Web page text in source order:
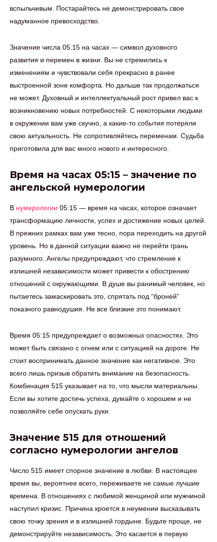
вспыльчивым. Постарайтесь не демонстрировать свое
надуманное превосходство.
Значение числа 05:15 на часах — символ духовного
развития и перемен в жизни. Вы не стремились к
изменениям и чувствовали себя прекрасно в ранее
выстроенной зоне комфорта. Но дальше так продолжаться
не может. Духовный и интеллектуальный рост привел вас к
возникновению новых потребностей. С некоторыми людьми
в окружении вам уже скучно, а какие-то события потеряли
свою актуальность. Не сопротивляйтесь переменам. Судьба
приготовила для вас много нового и интересного.
Время на часах 05:15 – значение по
ангельской нумерологии
В нумерологии 05:15 — время на часах, которое означает
трансформацию личности, успех и достижение новых целей.
В прежних рамках вам уже тесно, пора переходить на другой
уровень. Но в данной ситуации важно не перейти грань
разумного. Ангелы предупреждают, что стремление к
излишней независимости может привести к обострению
отношений с окружающими. В душе вы ранимый человек, но
пытаетесь замаскировать это, спрятать под “броней”
показного равнодушия. Не все близкие это понимают.
Время 05:15 предупреждает о возможных опасностях. Это
может быть связано с огнем или с ситуацией на дороге. Не
стоит воспринимать данное значение как негативное. Это
всего лишь призыв обратить внимание на безопасность.
Комбинация 515 указывает на то, что мысли материальны.
Если вы хотите достичь успеха, думайте о хорошем и не
позволяйте себе опускать руки.
Значение 515 для отношений
согласно нумерологии ангелов
Число 515 имеет спорное значение в любви. В настоящее
время вы, вероятнее всего, переживаете не самые лучшие
времена. В отношениях с любимой женщиной или мужчиной
наступил кризис. Причина кроется в неумении высказывать
свою точку зрения и в излишней гордыне. Будьте проще, не
демонстрируйте независимость. Это касается в первую